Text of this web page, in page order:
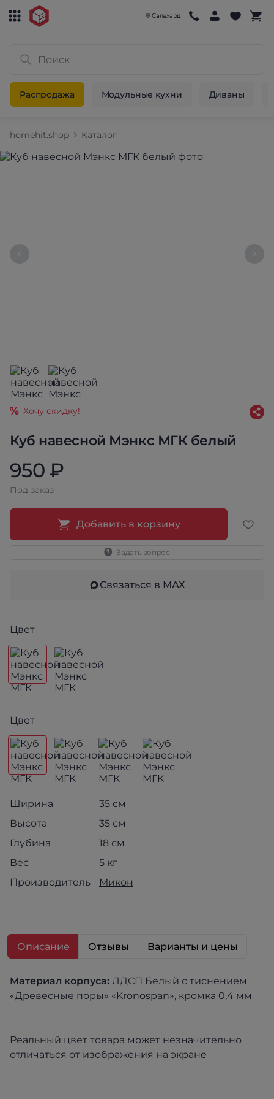
Салехард
Распродажа Модульные кухни Диваны
homehit.shop Каталог
Куб навесной Мэнкс МГК белый
Хочу скидку!
950 ₽
Под заказ
Добавить в корзину
Задать вопрос
Связаться в МАХ
Цвет
Цвет
Ширина
35 см
Высота
35 см
Глубина
18 см
Вес
5 кг
Производитель
Микон
Описание Отзывы Варианты и цены
Материал корпуса: ЛДСП Белый с тиснением
«Древесные поры» «Kronospan», кромка 0,4 мм
Реальный цвет товара может незначительно
отличаться от изображения на экране